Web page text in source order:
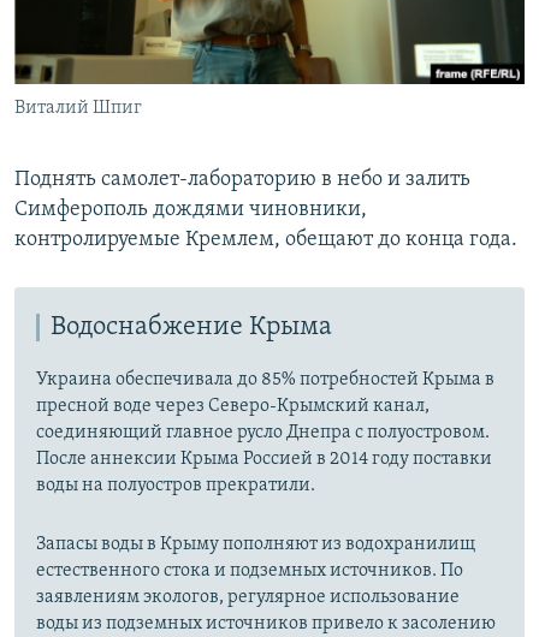
Виталий Шпиг
Поднять самолет-лабораторию в небо и залить
Симферополь дождями чиновники,
контролируемые Кремлем, обещают до конца года.
Водоснабжение Крыма
Украина обеспечивала до 85% потребностей Крыма в
пресной воде через Северо-Крымский канал,
соединяющий главное русло Днепра с полуостровом.
После аннексии Крыма Россией в 2014 году поставки
воды на полуостров прекратили.
Запасы воды в Крыму пополняют из водохранилищ
естественного стока и подземных источников. По
заявлениям экологов, регулярное использование
воды из подземных источников привело к засолению